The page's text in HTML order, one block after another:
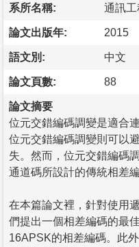
系所名稱: 通訊
論文出版年: 2015
語文別: 中文
論文頁數: 88
論文摘要
位元交錯編碼調變是適合
位元交錯編碼調變則可以
失。然而，位元交錯編碼
通道碼所設計的傳統相差編
在本篇論文裡，針對使用
們提出一個相差編碼的最
16APSK的相差編碼。此